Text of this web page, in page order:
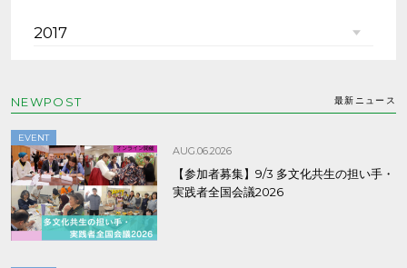
2017
NEWPOST 最新ニュース
EVENT
AUG.06.2026
【参加者募集】9/3 多文化共生の担い手・
実践者全国会議2026